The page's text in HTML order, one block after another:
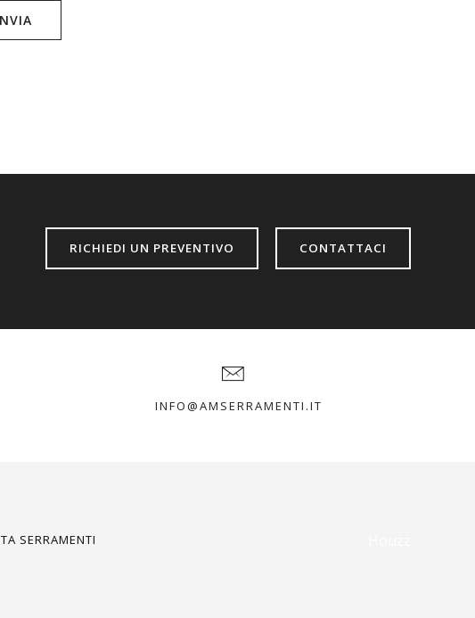
RICHIEDI UN PREVENTIVO CONTATTACI
INFO@AMSERRAMENTI.IT
SERRAMENTI